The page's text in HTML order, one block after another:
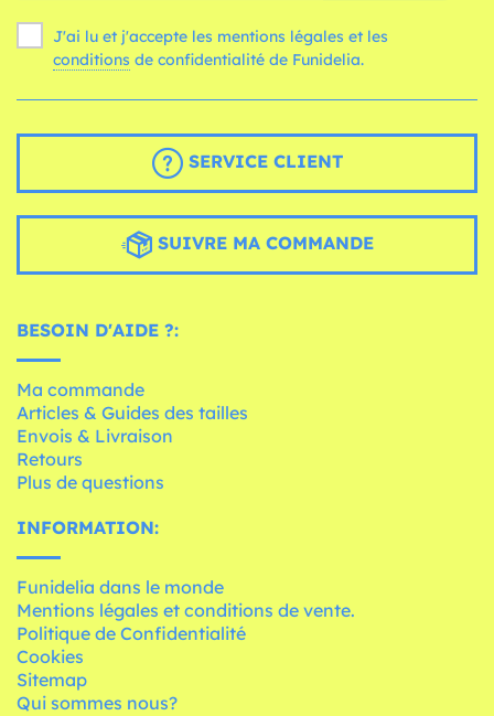
J'ai lu et j'accepte les mentions légales et les
conditions de confidentialité de Funidelia.
SERVICE CLIENT
SUIVRE MA COMMANDE
BESOIN D'AIDE ?:
Ma commande
Articles & Guides des tailles
Envois & Livraison
Retours
Plus de questions
INFORMATION:
Funidelia dans le monde
Mentions légales et conditions de vente.
Politique de Confidentialité
Cookies
Sitemap
Qui sommes nous?